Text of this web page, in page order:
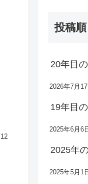
投稿順
20年目
2026年7月
19年目
2025年6月6
2025年
2025年5月1